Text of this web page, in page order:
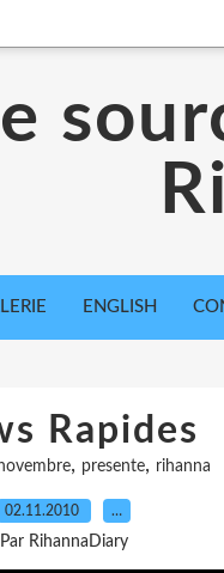
ENGLISH
Rapides
, presente, rihanna
02.11.2010 …
Par RihannaDiary